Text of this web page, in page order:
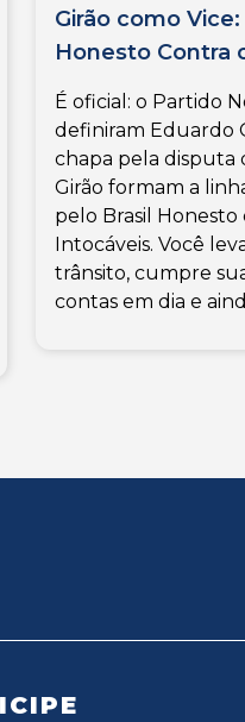
Girão como
Honesto Contra
É oficial: o Partido
definiram Eduardo
chapa pela disputa
Girão formam a
pelo Brasil Honesto
Intocáveis. Você
trânsito, cumpre
contas em dia e